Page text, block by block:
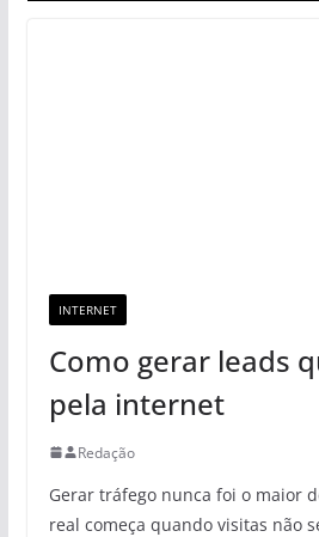
INTERNET
Como gerar leads
pela internet
Redação
Gerar tráfego nunca foi o maior
real começa quando visitas não